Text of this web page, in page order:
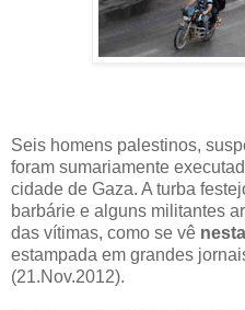
Seis homens palestinos,
foram sumariamente
cidade de Gaza. A turba
barbárie e alguns militantes
das vítimas, como se vê
estampada em grandes
(21.Nov.2012).